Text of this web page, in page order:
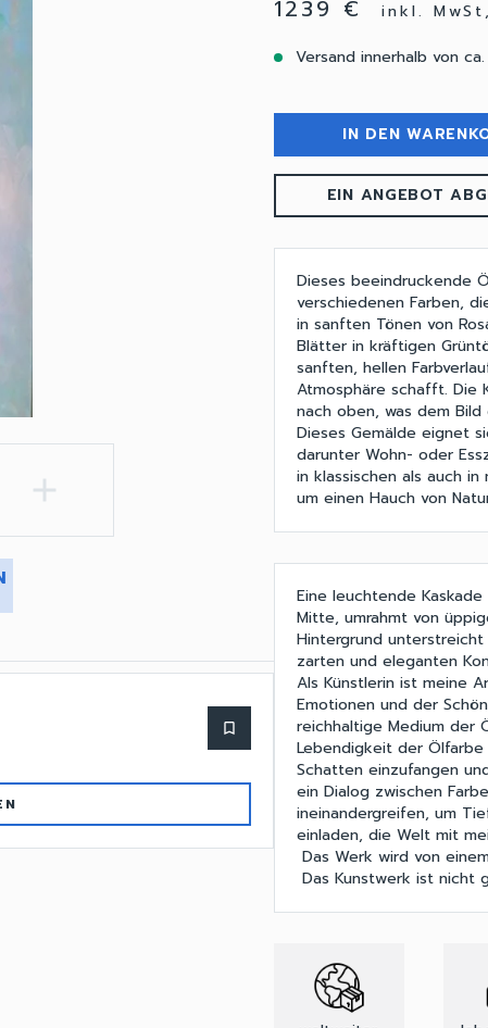
add
bookmark_border
1239 €
inkl.
Versand innerhalb von
IN DEN
EIN ANGEBOT
Dieses beeindruckende
verschiedenen Farben,
in sanften Tönen von
Blätter in kräftigen
sanften, hellen
Atmosphäre schafft. Die
nach oben, was dem
Dieses Gemälde eignet
darunter Wohn- oder
in klassischen als auch
um einen Hauch von
Eine leuchtende
Mitte, umrahmt von
Hintergrund
zarten und eleganten
Als Künstlerin ist meine
Emotionen und der
reichhaltige Medium der
Lebendigkeit der
Schatten einzufangen
ein Dialog zwischen
ineinandergreifen, um
einladen, die Welt mit
Das Werk wird von
Das Kunstwerk ist nicht